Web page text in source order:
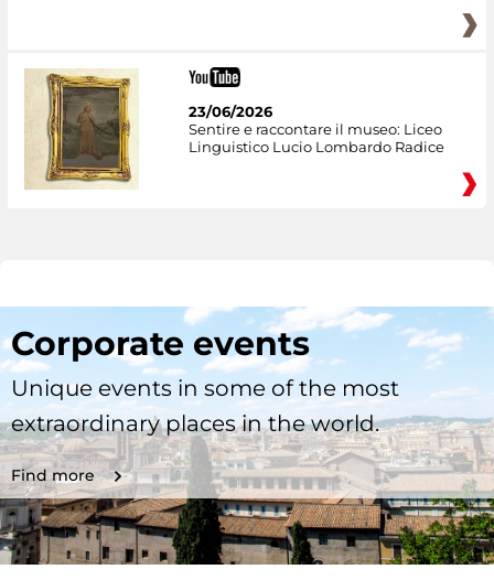
23/06/2026
Sentire e raccontare il museo: Liceo
Linguistico Lucio Lombardo Radice
Corporate events
Unique events in some of the most
extraordinary places in the world.
Find more